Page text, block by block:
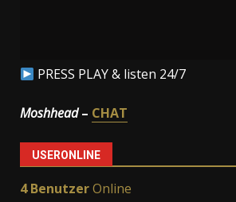
PRESS PLAY & listen 24/7
Moshhead– CHAT
USERONLINE
4 BenutzerOnline